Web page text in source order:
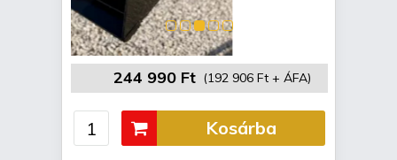
244 990 Ft (192 906 Ft + ÁFA)
Kosárba